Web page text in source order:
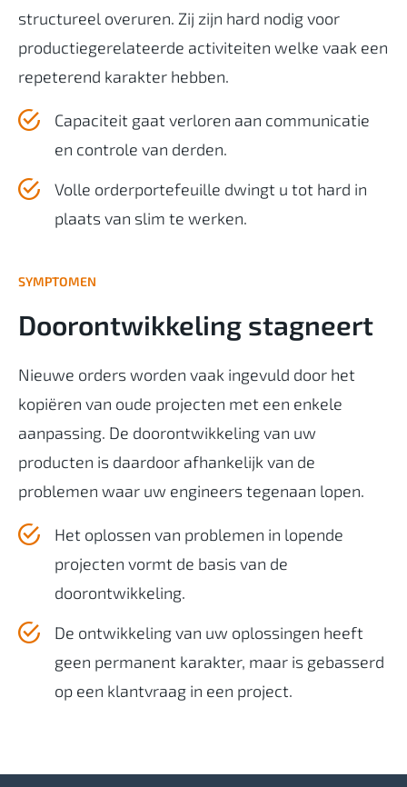
structureel overuren. Zij zijn hard nodig voor
productiegerelateerde activiteiten welke vaak een
repeterend karakter hebben.
Capaciteit gaat verloren aan communicatie
en controle van derden.
Volle orderportefeuille dwingt u tot hard in
plaats van slim te werken.
SYMPTOMEN
Doorontwikkeling stagneert
Nieuwe orders worden vaak ingevuld door het
kopiëren van oude projecten met een enkele
aanpassing. De doorontwikkeling van uw
producten is daardoor afhankelijk van de
problemen waar uw engineers tegenaan lopen.
Het oplossen van problemen in lopende
projecten vormt de basis van de
doorontwikkeling.
De ontwikkeling van uw oplossingen heeft
geen permanent karakter, maar is gebasserd
op een klantvraag in een project.